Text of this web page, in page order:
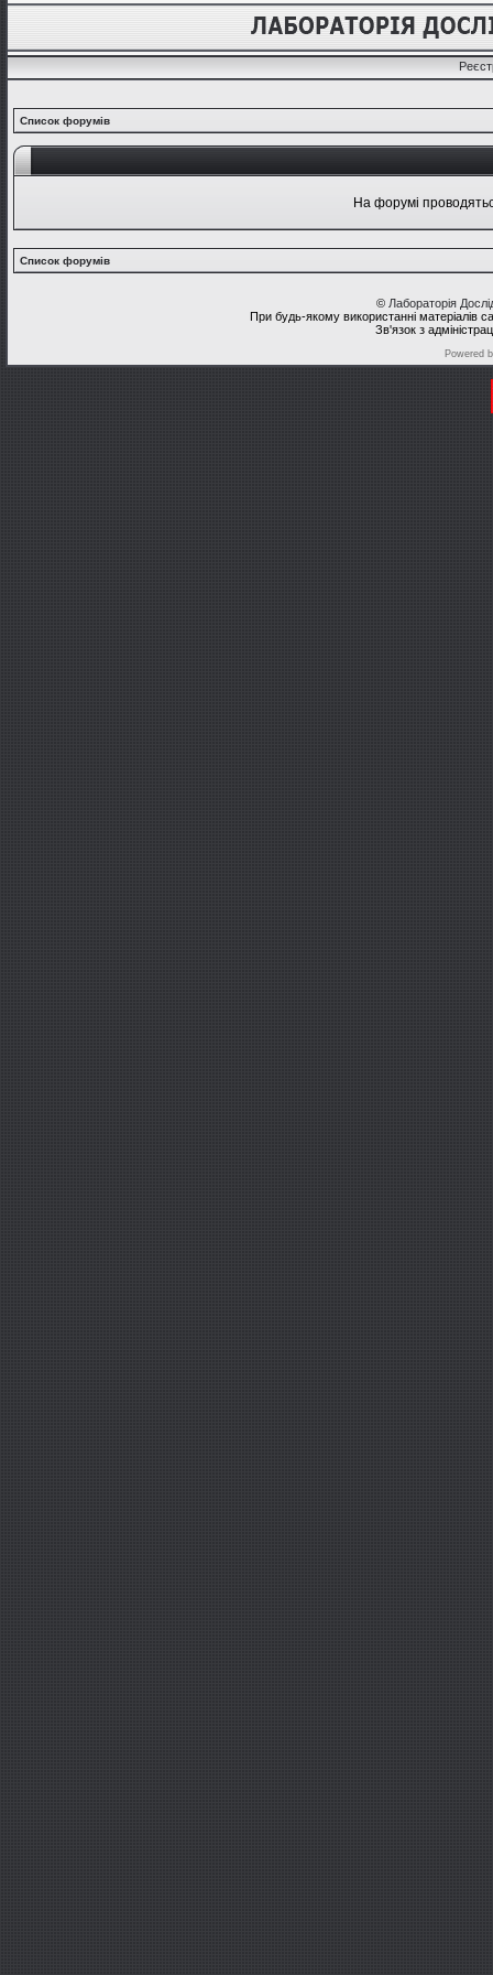
Список форумів
На форумі
Список форумів
© Лабораторія
При будь-якому використанні матеріалів
Зв'язок з
Powered